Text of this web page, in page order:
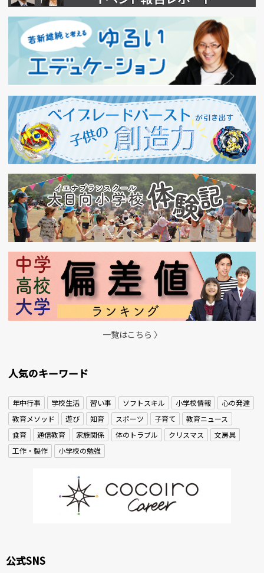
一覧はこちら 〉
人気のキーワード
年中行事 学校生活 習い事 ソフトスキル 小学校情報
心の発達
教育メソッド
遊び 知育 スポーツ 子育て
教育ニュース
食育
通信教育 家族関係 体のトラブル クリスマス
文房具
工作・製作
小学校の勉強
公式SNS